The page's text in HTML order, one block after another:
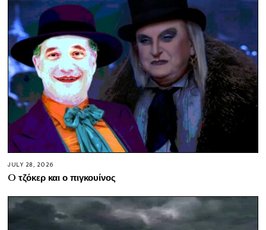
JULY 28, 2026
O τζόκερ και ο πιγκουίνος